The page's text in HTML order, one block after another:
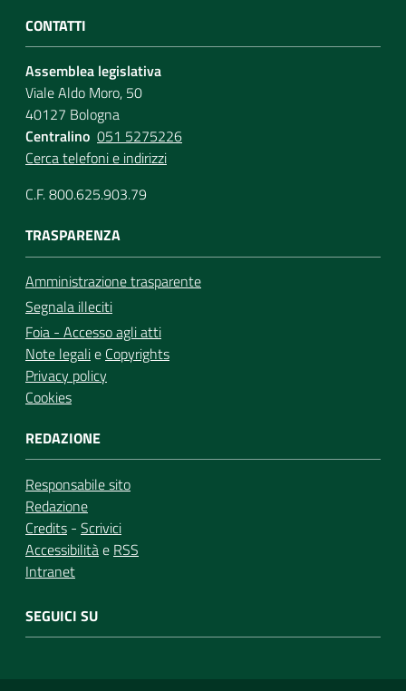
CONTATTI
Assemblea legislativa
Viale Aldo Moro, 50
40127 Bologna
Centralino 051 5275226
Cerca telefoni e indirizzi
C.F. 800.625.903.79
TRASPARENZA
Amministrazione trasparente
Segnala illeciti
Foia - Accesso agli atti
Note legalie Copyrights
Privacy policy
Cookies
REDAZIONE
Responsabile sito
Redazione
Credits - Scrivici
Accessibilitàe RSS
Intranet
SEGUICI SU